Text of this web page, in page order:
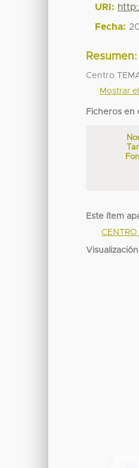
URI:
Fecha:
Resumen:
Centro
Mostrar
Ficheros en
Este ítem